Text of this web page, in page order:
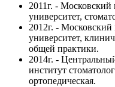
2011г. - Московский
университет,
2012г. - Московский
университет,
общей практики.
2014г. -
институт
ортопедическая.